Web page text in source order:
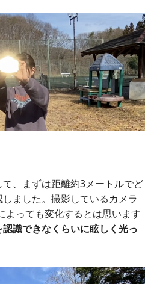
、まずは距離約3メートルでど
ました。撮影しているカメラ
よっても変化するとは思います
識できなくらいに眩しく光っ